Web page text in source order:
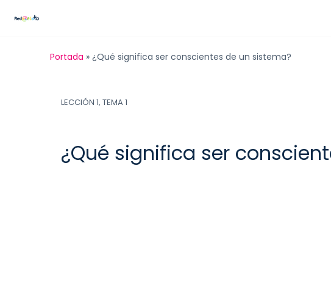
Portada » ¿Qué significa ser conscientes de un sistema?
LECCIÓN 1, TEMA 1
¿Qué significa ser